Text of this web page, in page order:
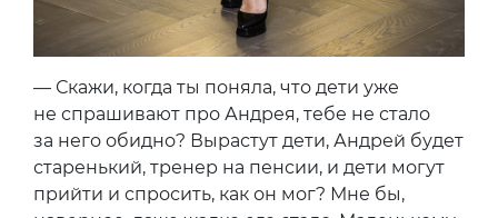
— Скажи, когда ты поняла, что дети уже
не спрашивают про Андрея, тебе не стало
за него обидно? Вырастут дети, Андрей будет
старенький, тренер на пенсии, и дети могут
прийти и спросить, как он мог? Мне бы,